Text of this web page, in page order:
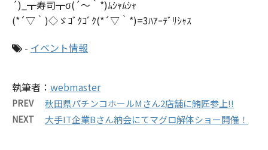
´)_┳寿司┳σ(´～｀*)ﾑｼｬﾑｼｬ
(*´▽｀)◇ゞｺﾞｸｺﾞｸ(*´▽｀*)=3ﾊｱｰﾃﾞﾘｼｬｽ
- イベント情報
執筆者： webmaster
PREV 秋田県パチンコホールMさん2店舗に鮪匠参上!!
NEXT 大手IT企業Bさん納会にてマグロ解体ショー開催！